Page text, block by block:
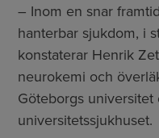
– Inom en snar
hanterbar sjukdom, i
konstaterar Henrik
neurokemi och
Göteborgs universitet
universitetssjukhuset.